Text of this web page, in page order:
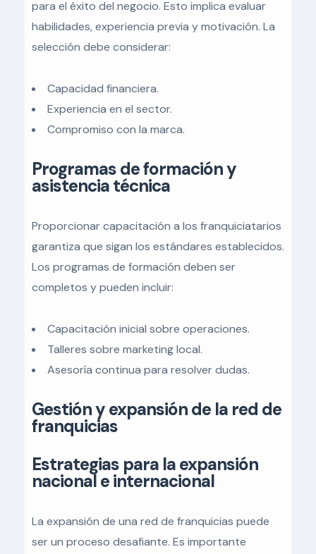
para el éxito del negocio. Esto implica evaluar
habilidades, experiencia previa y motivación. La
selección debe considerar:
Capacidad financiera.
Experiencia en el sector.
Compromiso con la marca.
Programas de formación y
asistencia técnica
Proporcionar capacitación a los franquiciatarios
garantiza que sigan los estándares establecidos.
Los programas de formación deben ser
completos y pueden incluir:
Capacitación inicial sobre operaciones.
Talleres sobre marketing local.
Asesoría continua para resolver dudas.
Gestión y expansión de la red de
franquicias
Estrategias para la expansión
nacional e internacional
La expansión de una red de franquicias puede
ser un proceso desafiante. Es importante